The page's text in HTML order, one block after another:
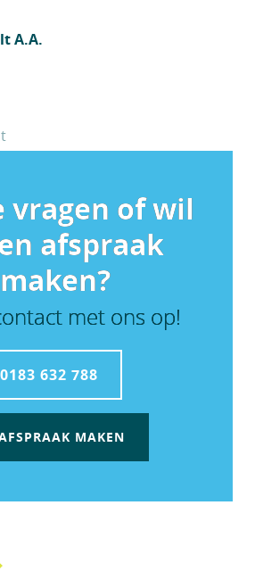
A.A.
vragen of wil
afspraak
maken?
met ons op!
0183 632 788
MAKEN